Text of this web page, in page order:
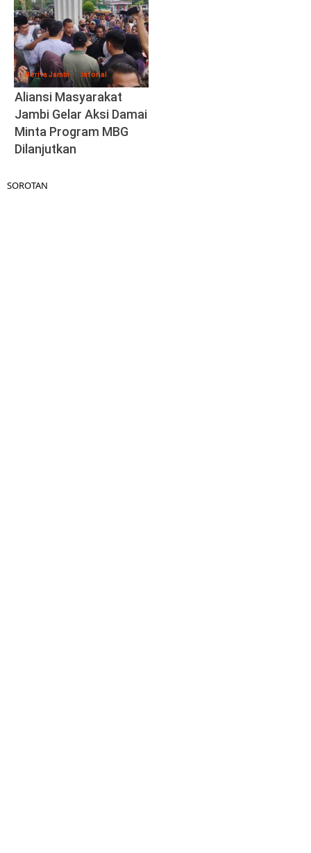
Berita Jambi Inforial
Aliansi Masyarakat
Jambi Gelar Aksi Damai
Minta Program MBG
Dilanjutkan
SOROTAN